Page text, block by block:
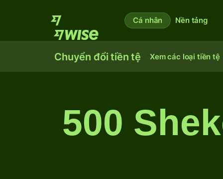
Cá nhân Nền tảng
Chuyển đổi tiền tệ Xem các loại tiền tệ
500